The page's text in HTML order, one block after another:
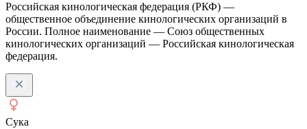
Российская кинологическая федерация (РКФ) —
общественное объединение кинологических организаций в
России. Полное наименование — Союз общественных
кинологических организаций — Российская кинологическая
федерация.
Сука